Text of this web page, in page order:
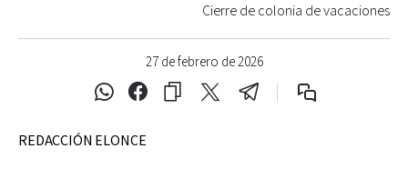
27 de febrero de 2026
Cierre de colonia de vacaciones
REDACCIÓN ELONCE